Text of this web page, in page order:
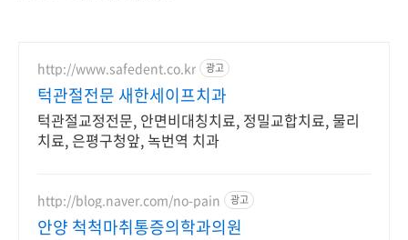
http://www.safedent.co.kr 광고
턱관절전문 새한세이프치과
턱관절교정전문, 안면비대칭치료, 정밀교합치료, 물리
치료, 은평구청앞, 녹번역 치과
http://blog.naver.com/no-pain 광고
안양 척척마취통증의학과의원